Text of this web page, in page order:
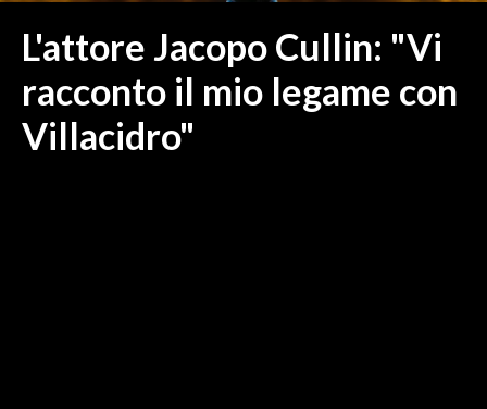
ITALIA
MONDO
POLITICA
L'attore Jacopo Cullin: "Vi
racconto il mio legame con
Villacidro"